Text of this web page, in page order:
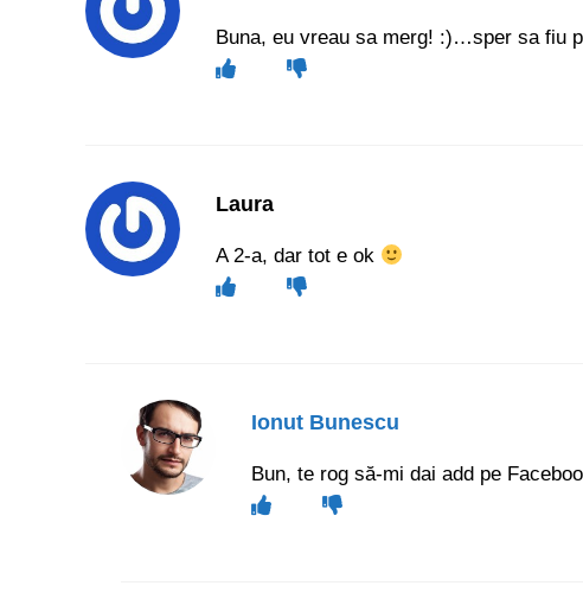
Buna, eu vreau sa merg! :)…sper sa fiu
Laura
A 2-a, dar tot e ok
Ionut Bunescu
Bun, te rog să-mi dai add pe